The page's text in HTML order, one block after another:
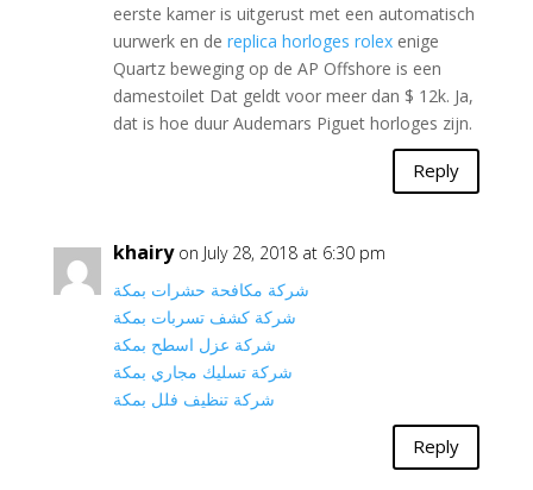
eerste kamer is uitgerust met een automatisch
uurwerk en de replica horloges rolexenige
Quartz beweging op de AP Offshore is een
damestoilet Dat geldt voor meer dan $ 12k. Ja,
dat is hoe duur Audemars Piguet horloges zijn.
Reply
khairy on July 28, 2018 at 6:30 pm
شركة مكافحة حشرات بمكة
شركة كشف تسربات بمكة
شركة عزل اسطح بمكة
شركة تسليك مجاري بمكة
شركة تنظيف فلل بمكة
Reply